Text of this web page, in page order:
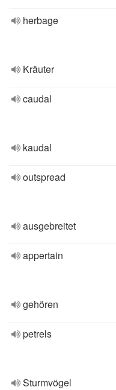
herbage
Kräuter
caudal
kaudal
outspread
ausgebreitet
appertain
gehören
petrels
Sturmvögel